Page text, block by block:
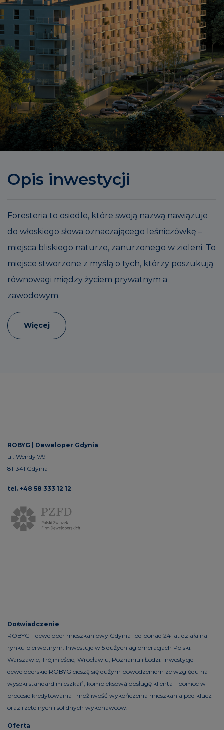
Opis inwestycji
Foresteria to osiedle, które swoją nazwą nawiązuje
do włoskiego słowa oznaczającego leśniczówkę –
miejsca bliskiego naturze, zanurzonego w zieleni. To
miejsce stworzone z myślą o tych, którzy poszukują
równowagi między życiem prywatnym a
zawodowym.
Więcej
ROBYG | Deweloper Gdynia
ul. Wendy 7/9
81-341 Gdynia
tel. +48 58 333 12 12
Doświadczenie
ROBYG - deweloper mieszkaniowy Gdynia- od ponad 24 lat działa na
rynku pierwotnym. Inwestuje w 5 dużych aglomeracjach Polski:
Warszawie, Trójmieście, Wrocławiu, Poznaniu i Łodzi. Inwestycje
deweloperskie ROBYG cieszą się dużym powodzeniem ze względu na
wysoki standard mieszkań, kompleksową obsługę klienta - pomoc w
procesie kredytowania i możliwość wykończenia mieszkania pod klucz -
oraz rzetelnych i solidnych wykonawców.
Oferta